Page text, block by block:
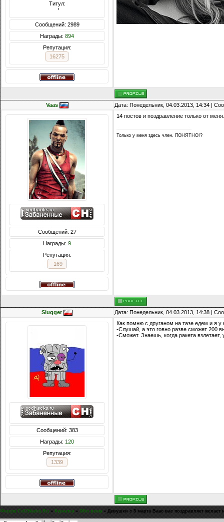
Титул:
  ̍̍̍̍̍̍̍̍̍̍̍̍̍̍̍̍̍̍̍̍̍̍̍̍̍̍̍̍̍̍̍̍̍̍̍̍̍̍̍̍̍̍̍̍̍̍
Сообщений: 2989
Награды: 894
Репутация:
16275
Vaas Дата: Понедельник, 04.03.2013, 14:34 |
Сообщений: 27
Награды: 9
Репутация:
-169
14 постов и поздравление только от
Только у меня здесь член. ПОНЯТНО!?
Slugger Дата: Понедельник, 04.03.2013, 14:38 |
Сообщений: 383
Награды: 120
Репутация:
1339
Как помню с друганом на тазе едем и я у
-Слушай, а это говно разве сможет 200
-Сможет. Знаешь, когда ракета
Форум CoDHacks.Ru » Курилка » Обо всем » Девушки с 8 марта Ваас вас поздравляет желает